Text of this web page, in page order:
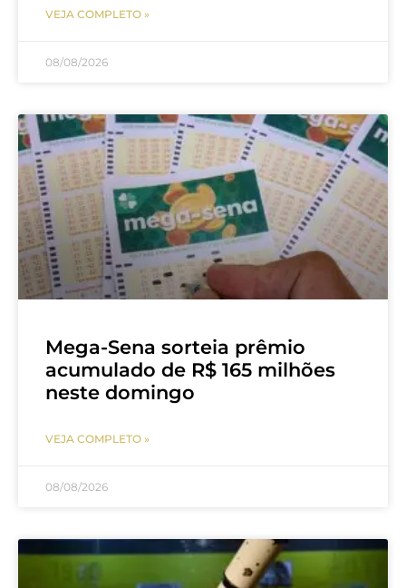
VEJA COMPLETO »
08/08/2026
Mega-Sena sorteia prêmio
acumulado de R$ 165 milhões
neste domingo
VEJA COMPLETO »
08/08/2026